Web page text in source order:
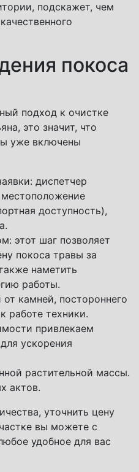
подскажет, чем
покоса
подход к очистке
это значит, что
уже включены
диспетчер
доступность),
этот шаг позволяет
покоса травы за
наметить
работы.
камней, постороннего
работе техники.
привлекаем
ускорения
растительной массы.
актов.
уточнить цену
вы можете с
удобное для вас